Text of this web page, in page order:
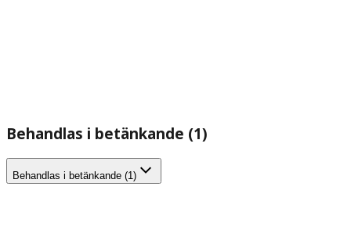
Behandlas i betänkande (1)
Behandlas i betänkande (1)